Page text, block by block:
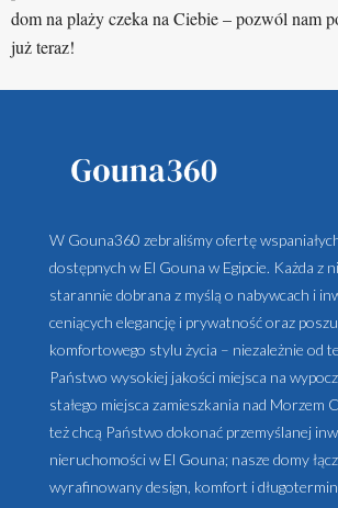
dom na plaży czeka na Ciebie – pozwól nam
już teraz!
W Gouna360 zebraliśmy ofertę
dostępnych w El Gouna w Egipcie. Każda z
starannie dobrana z myślą o nabywcach i
ceniących elegancję i prywatność oraz
komfortowego stylu życia – niezależnie od
Państwo wysokiej jakości miejsca na
stałego miejsca zamieszkania nad Morzem
też chcą Państwo dokonać przemyślanej
nieruchomości w El Gouna; nasze domy
wyrafinowany design, komfort i